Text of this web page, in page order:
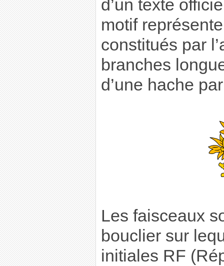
d’un texte
motif
constitués par
branches
d’une hache
Les faisceaux
bouclier sur
initiales RF